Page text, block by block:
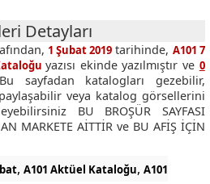
Detayları
1 Şubat 2019 tarihinde, A101 7
yazısı ekinde yazılmıştır ve 0
sayfadan katalogları gezebilir,
veya katalog görsellerini
BU BROŞÜR SAYFASI
MARKETE AİTTİR ve BU AFİŞ İÇİN
, A101 Aktüel Kataloğu, A101